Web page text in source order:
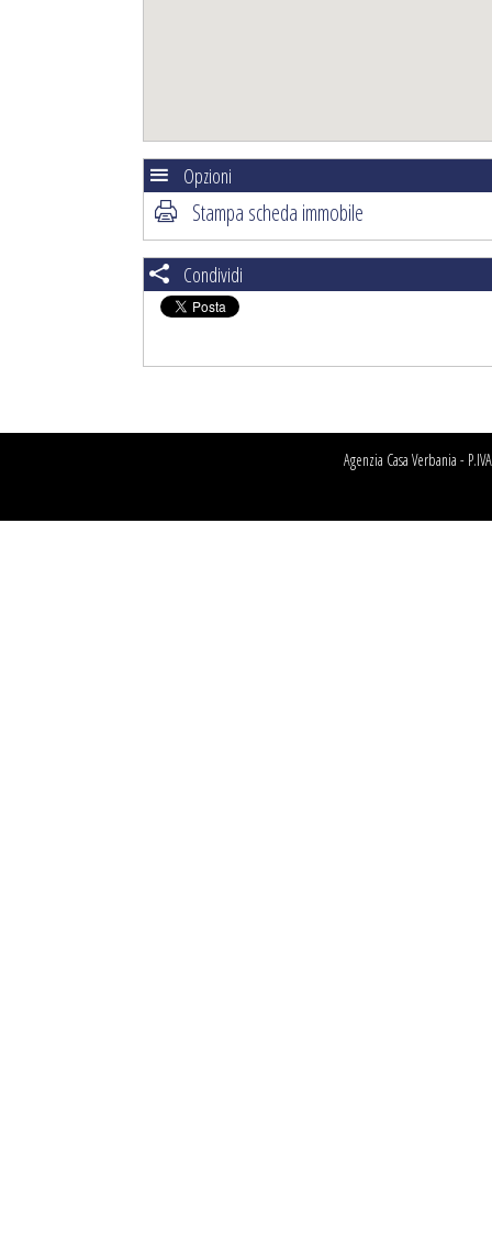
Opzioni
Stampa scheda immobile
Condividi
Agenzia Casa Verbania -